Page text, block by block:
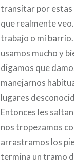
transitar por estas
que realmente
trabajo o mi
usamos mucho y
digamos que
manejarnos
lugares
Entonces les
nos tropezamos
arrastramos los
termina un tramo